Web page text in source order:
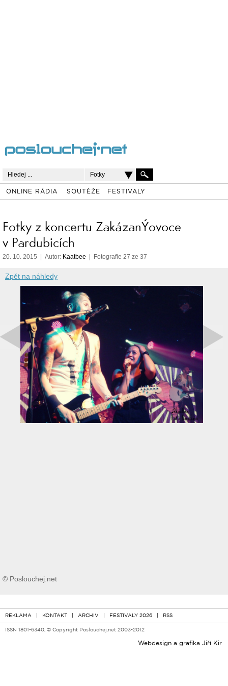
Fotky
ONLINE RÁDIA SOUTĚŽE FESTIVALY
Fotky z koncertu ZakázanÝovoce
v Pardubicích
20. 10. 2015 | Autor: Kaatbee | Fotografie 27 ze 37
Zpět na náhledy
© Poslouchej.net
REKLAMA | KONTAKT | ARCHIV | FESTIVALY 2026 | RSS
ISSN 1801-6340, © Copyright Poslouchej.net 2003-2012
Webdesign a grafika Jiří Kir